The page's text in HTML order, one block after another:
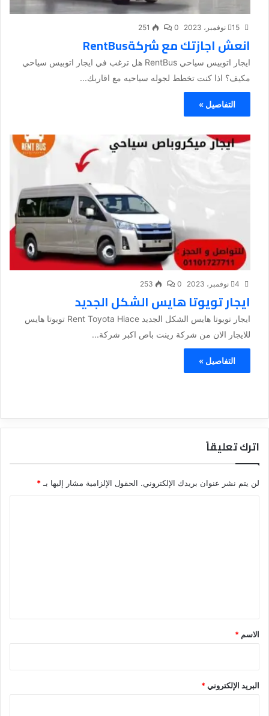
15 نوفمبر، 2023 0
251
انعش اجازتك مع شركةRentBus
ايجار اتوبيس سياحي RentBus هل ترغب في ايجار اتوبيس سياحي
مكيف؟ اذا كنت تخطط لجوله سياحيه مع اقاربك...
التفاصيل »
4 نوفمبر، 2023 0
253
ايجار تويوتا هايس الشكل الجديد
ايجار تويوتا هايس الشكل الجديد Rent Toyota Hiace تويوتا هايس
للايجار الان من شركة رينت باص اكبر شركة...
التفاصيل »
اترك تعليقاً
لن يتم نشر عنوان بريدك الإلكتروني. الحقول الإلزامية مشار إليها بـ *
*
الاسم *
البريد الإلكتروني*